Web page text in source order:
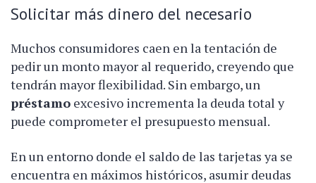
Solicitar más dinero del necesario
Muchos consumidores caen en la tentación de
pedir un monto mayor al requerido, creyendo que
tendrán mayor flexibilidad. Sin embargo, un
préstamo excesivo incrementa la deuda total y
puede comprometer el presupuesto mensual.
En un entorno donde el saldo de las tarjetas ya se
encuentra en máximos históricos, asumir deudas